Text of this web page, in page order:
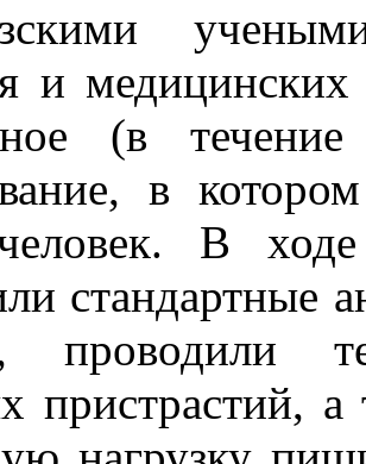
и
(в
в
В ходе
стандартные
проводили
пристрастий, а